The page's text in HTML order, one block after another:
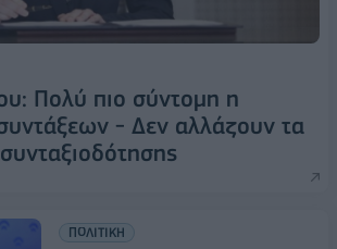
Πολύ πιο σύντομη η
- Δεν αλλάζουν τα
ΠΟΛΙΤΙΚΗ